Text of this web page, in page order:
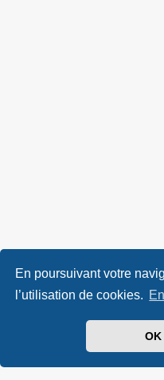
En poursuivant votre
l’utilisation de cookies.
OK